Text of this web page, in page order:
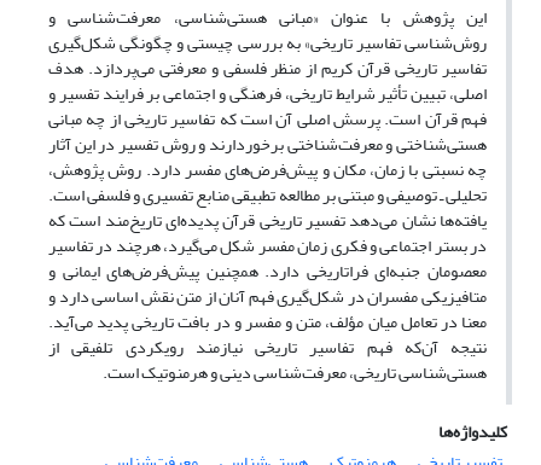
این پژوهش با عنوان «مبانی هستی‌شناسی، معرفت‌شناسی و
روش‌شناسی تفاسیر تاریخی» به بررسی چیستی و چگونگی شکل‌گیری
تفاسیر تاریخی قرآن کریم از منظر فلسفی و معرفتی می‌پردازد. هدف
اصلی، تبیین تأثیر شرایط تاریخی، فرهنگی و اجتماعی بر فرایند تفسیر و
فهم قرآن است. پرسش اصلی آن است که تفاسیر تاریخی از چه مبانی
هستی‌شناختی و معرفت‌شناختی برخوردارند و روش تفسیر در این آثار
چه نسبتی با زمان، مکان و پیش‌فرض‌های مفسر دارد. روش پژوهش،
تحلیلی ـ توصیفی و مبتنی بر مطالعه تطبیقی منابع تفسیری و فلسفی است.
یافته‌ها نشان می‌دهد تفسیر تاریخی قرآن پدیده‌ای تاریخ‌مند است که
در بستر اجتماعی و فکری زمان مفسر شکل می‌گیرد، هرچند در تفاسیر
معصومان جنبه‌ای فراتاریخی دارد. همچنین پیش‌فرض‌های ایمانی و
متافیزیکی مفسران در شکل‌گیری فهم آنان از متن نقش اساسی دارد و
معنا در تعامل میان مؤلف، متن و مفسر و در بافت تاریخی پدید می‌آید.
نتیجه آن‌که فهم تفاسیر تاریخی نیازمند رویکردی تلفیقی از
هستی‌شناسی تاریخی، معرفت‌شناسی دینی و هرمنوتیک است.
کلیدواژه‌ها